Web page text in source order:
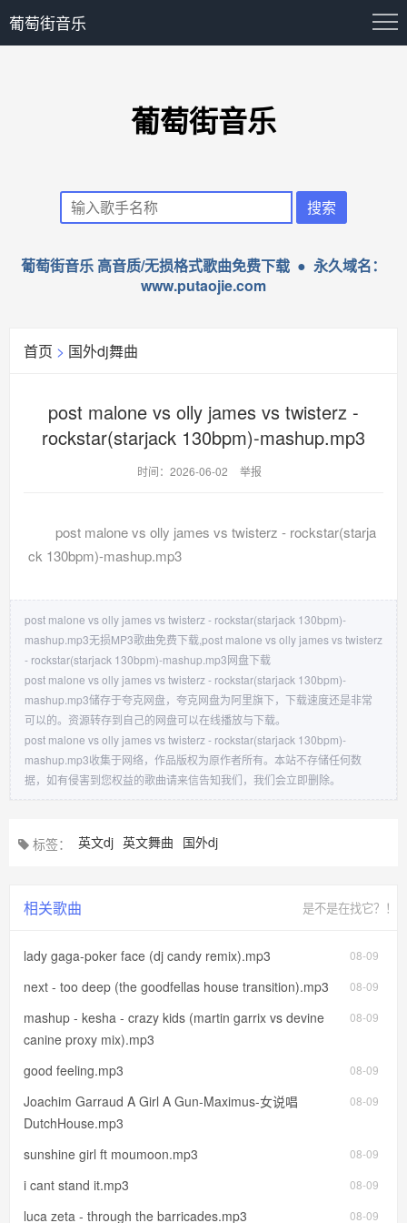
葡萄街音乐
葡萄街音乐
葡萄街音乐 高音质/无损格式歌曲免费下载 ● 永久域名：
www.putaojie.com
首页 > 国外dj舞曲
post malone vs olly james vs twisterz -
rockstar(starjack 130bpm)-mashup.mp3
时间：2026-06-02 举报
post malone vs olly james vs twisterz - rockstar(starja
ck 130bpm)-mashup.mp3
post malone vs olly james vs twisterz - rockstar(starjack 130bpm)-
mashup.mp3无损MP3歌曲免费下载,post malone vs olly james vs twisterz
- rockstar(starjack 130bpm)-mashup.mp3网盘下载
post malone vs olly james vs twisterz - rockstar(starjack 130bpm)-
mashup.mp3储存于夸克网盘，夸克网盘为阿里旗下，下载速度还是非常
可以的。资源转存到自己的网盘可以在线播放与下载。
post malone vs olly james vs twisterz - rockstar(starjack 130bpm)-
mashup.mp3收集于网络，作品版权为原作者所有。本站不存储任何数
据，如有侵害到您权益的歌曲请来信告知我们，我们会立即删除。
标签： 英文dj 英文舞曲 国外dj
相关歌曲 是不是在找它？！
08-09
lady gaga-poker face (dj candy remix).mp3
08-09
next - too deep (the goodfellas house transition).mp3
08-09
mashup - kesha - crazy kids (martin garrix vs devine
canine proxy mix).mp3
08-09
good feeling.mp3
08-09
Joachim Garraud A Girl A Gun-Maximus-女说唱
DutchHouse.mp3
08-09
sunshine girl ft moumoon.mp3
08-09
i cant stand it.mp3
08-09
luca zeta - through the barricades.mp3